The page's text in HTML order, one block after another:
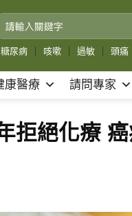
糖尿病 咳嗽 過敏 頭痛
康醫療 請問專家
拒絕化療